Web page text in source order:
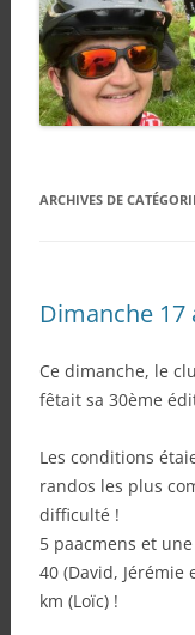
ARCHIVES DE
Dimanche 17
Ce dimanche, le
fêtait sa 30ème
Les conditions
randos les plus
difficulté !
5 paacmens et
40 (David, Jérémie
km (Loïc) !